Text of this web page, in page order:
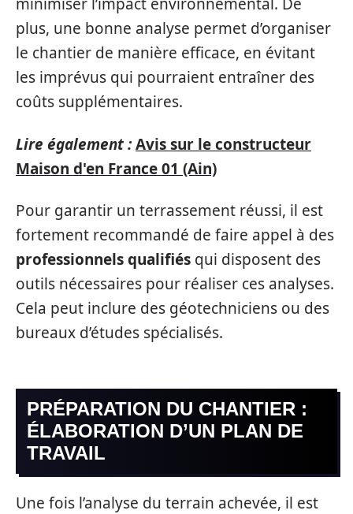
plus, une bonne analyse permet d’organiser
le chantier de manière efficace, en évitant
les imprévus qui pourraient entraîner des
coûts supplémentaires.
Lire également :Avis sur le constructeur
Maison d'en France 01 (Ain)
Pour garantir un terrassement réussi, il est
fortement recommandé de faire appel à des
professionnels qualifiés qui disposent des
outils nécessaires pour réaliser ces analyses.
Cela peut inclure des géotechniciens ou des
bureaux d’études spécialisés.
PRÉPARATION DU CHANTIER :
ÉLABORATION D’UN PLAN DE
TRAVAIL
Une fois l’analyse du terrain achevée, il est